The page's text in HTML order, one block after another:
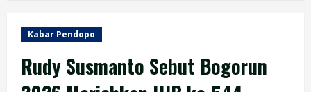
Kabar Pendopo
Rudy Susmanto Sebut Bogorun